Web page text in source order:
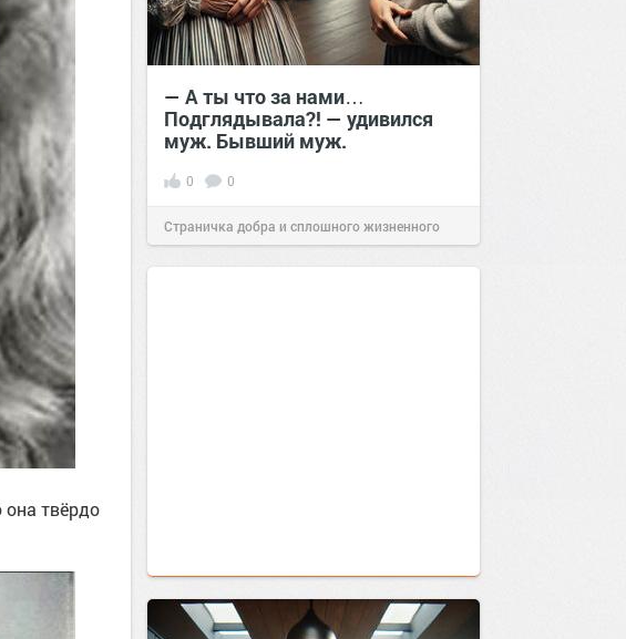
она твёрдо
— А ты что за нами…
Подглядывала?! — удивился
муж. Бывший муж.
0 0
Страничка добра и сплошного жизненного
позитива! 17:0522 окт 2024